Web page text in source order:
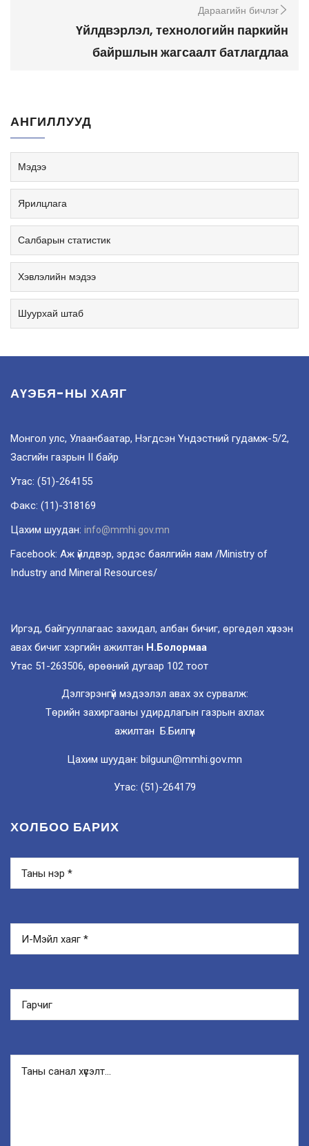
Дараагийн бичлэг
Үйлдвэрлэл, технологийн паркийн
байршлын жагсаалт батлагдлаа
АНГИЛЛУУД
Мэдээ
Ярилцлага
Салбарын статистик
Хэвлэлийн мэдээ
Шуурхай штаб
АҮЭБЯ-НЫ ХАЯГ
Монгол улс, Улаанбаатар, Нэгдсэн Үндэстний гудамж-5/2,
Засгийн газрын II байр
Утас: (51)-264155
Факс: (11)-318169
Цахим шуудан: info@mmhi.gov.mn
Facebook: Аж үйлдвэр, эрдэс баялгийн яам /Ministry of
Industry and Mineral Resources/
Иргэд, байгууллагаас захидал, албан бичиг, өргөдөл хүлээн
авах бичиг хэргийн ажилтан Н.Болормаа
Утас 51-263506, өрөөний дугаар 102 тоот
Дэлгэрэнгүй мэдээлэл авах эх сурвалж:
Төрийн захиргааны удирдлагын газрын ахлах
ажилтан Б.Билгүүн
Цахим шуудан: bilguun@mmhi.gov.mn
Утас: (51)-264179
ХОЛБОО БАРИХ